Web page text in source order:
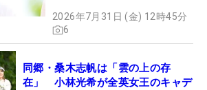
2026年7月31日 (金) 12時45分
6
同郷・桑木志帆は「雲の上の存
在」 小林光希が全英女王のキャデ